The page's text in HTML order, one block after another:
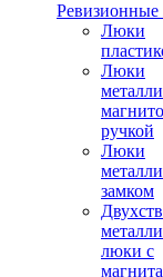
Люки
Люки
ручкой
Люки
замком
люки с